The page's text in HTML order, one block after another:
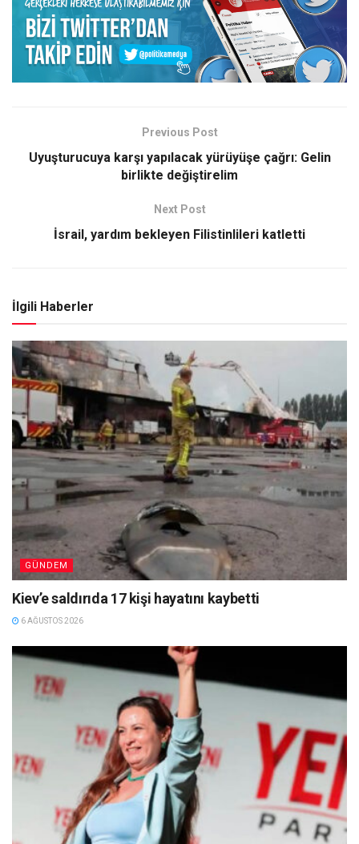
Previous Post
Uyuşturucuya karşı yapılacak yürüyüşe çağrı: Gelin
birlikte değiştirelim
Next Post
İsrail, yardım bekleyen Filistinlileri katletti
İlgili Haberler
GÜNDEM
Kiev’e saldırıda 17 kişi hayatını kaybetti
6 AĞUSTOS 2026